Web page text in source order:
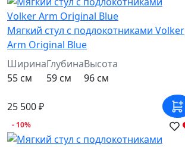
Мягкий стул с подлокотниками Volker
Arm Original Blue
Ширина
55 см
Глубина
59 см
Высота
96 см
25 500 ₽
- 10%